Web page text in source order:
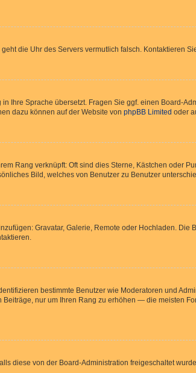
die Uhr des Servers vermutlich falsch. Kontaktieren
Sprache übersetzt. Fragen Sie ggf. einen Board-
dazu können auf der Website von phpBB Limited oder
Rang verknüpft: Oft sind dies Sterne, Kästchen oder
Bild, welches von Benutzer zu Benutzer
Gravatar, Galerie, Remote oder Hochladen.
bestimmte Benutzer wie Moderatoren und
nur um Ihren Rang zu erhöhen — die meisten
diese von der Board-Administration freigeschaltet